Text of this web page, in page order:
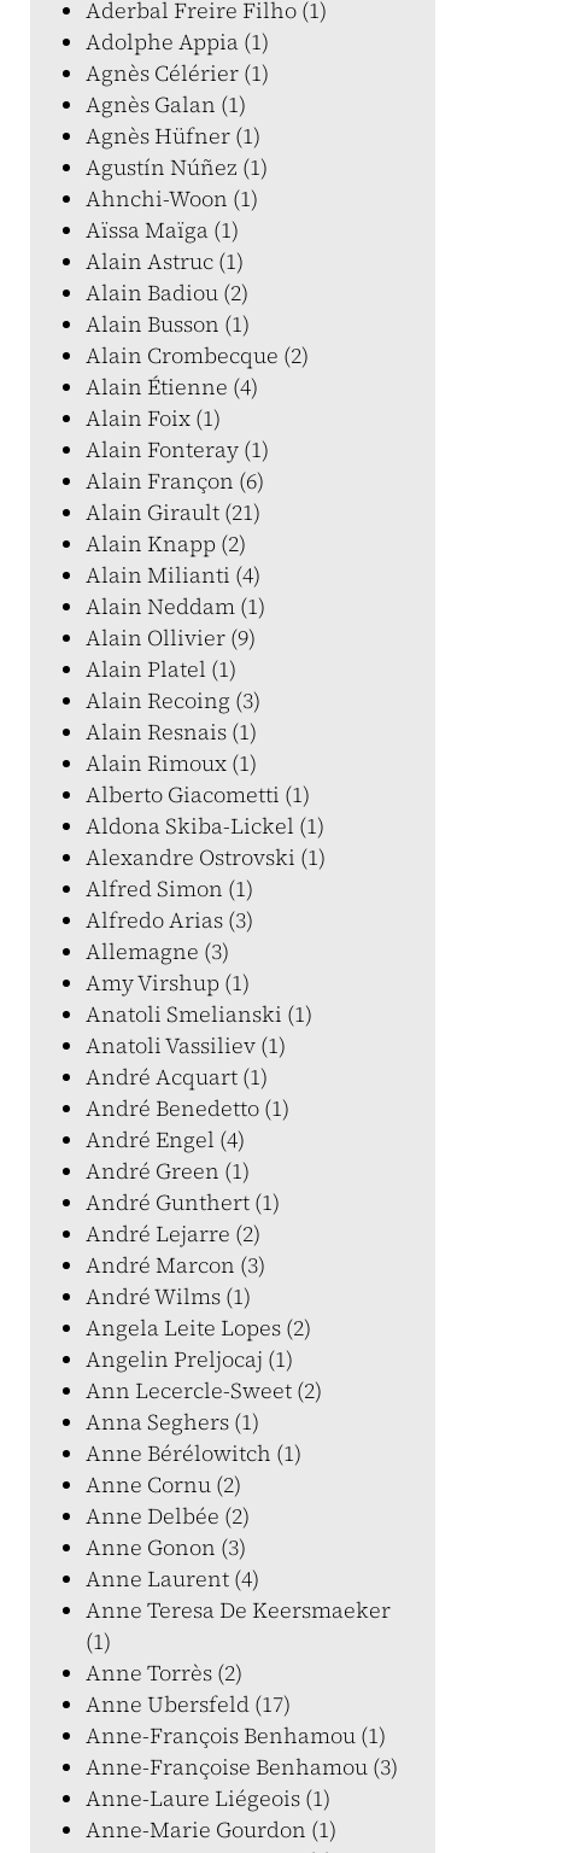
Aderbal Freire Filho (1)
Adolphe Appia (1)
Agnès Célérier (1)
Agnès Galan (1)
Agnès Hüfner (1)
Agustín Núñez (1)
Ahnchi-Woon (1)
Aïssa Maïga (1)
Alain Astruc (1)
Alain Badiou (2)
Alain Busson (1)
Alain Crombecque (2)
Alain Étienne (4)
Alain Foix (1)
Alain Fonteray (1)
Alain Françon (6)
Alain Girault (21)
Alain Knapp (2)
Alain Milianti (4)
Alain Neddam (1)
Alain Ollivier (9)
Alain Platel (1)
Alain Recoing (3)
Alain Resnais (1)
Alain Rimoux (1)
Alberto Giacometti (1)
Aldona Skiba-Lickel (1)
Alexandre Ostrovski (1)
Alfred Simon (1)
Alfredo Arias (3)
Allemagne (3)
Amy Virshup (1)
Anatoli Smelianski (1)
Anatoli Vassiliev (1)
André Acquart (1)
André Benedetto (1)
André Engel (4)
André Green (1)
André Gunthert (1)
André Lejarre (2)
André Marcon (3)
André Wilms (1)
Angela Leite Lopes (2)
Angelin Preljocaj (1)
Ann Lecercle-Sweet (2)
Anna Seghers (1)
Anne Bérélowitch (1)
Anne Cornu (2)
Anne Delbée (2)
Anne Gonon (3)
Anne Laurent (4)
Anne Teresa De Keersmaeker
(1)
Anne Torrès (2)
Anne Ubersfeld (17)
Anne-François Benhamou (1)
Anne-Françoise Benhamou (3)
Anne-Laure Liégeois (1)
Anne-Marie Gourdon (1)